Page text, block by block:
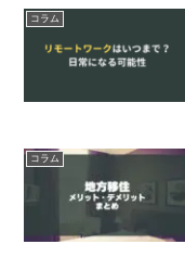
コラム
コラム